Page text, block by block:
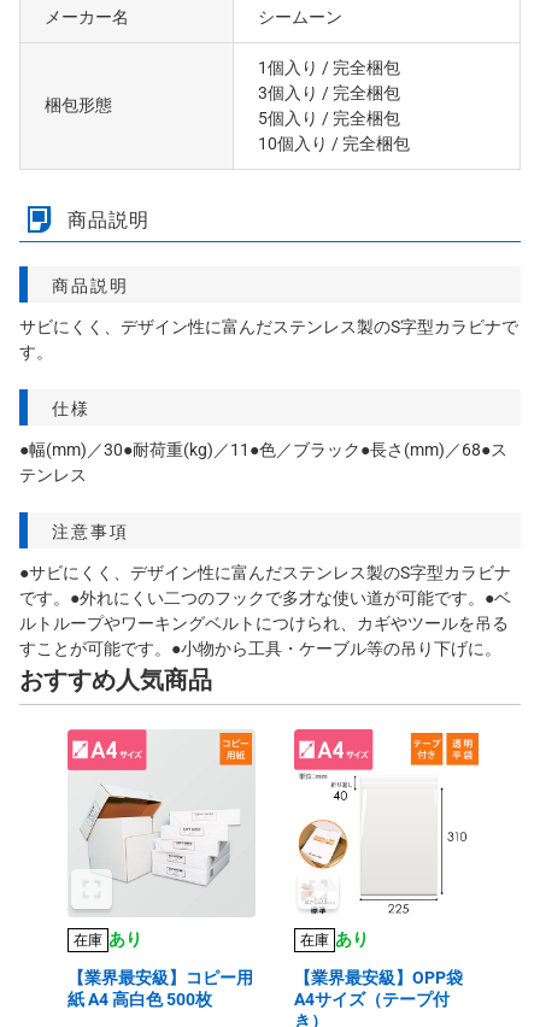
メーカー名 シームーン
梱包形態
1個入り / 完全梱包
3個入り / 完全梱包
5個入り / 完全梱包
10個入り / 完全梱包
商品説明
商品説明
サビにくく、デザイン性に富んだステンレス製のS字型カラビナで
す。
仕様
●幅(mm)／30●耐荷重(kg)／11●色／ブラック●長さ(mm)／68●ス
テンレス
注意事項
●サビにくく、デザイン性に富んだステンレス製のS字型カラビナ
です。●外れにくい二つのフックで多才な使い道が可能です。●ベ
ルトループやワーキングベルトにつけられ、カギやツールを吊る
すことが可能です。●小物から工具・ケーブル等の吊り下げに。
おすすめ人気商品
在庫 あり
【業界最安級】コピー用
紙 A4 高白色 500枚
在庫 あり
【業界最安級】OPP袋
A4サイズ（テープ付
き）